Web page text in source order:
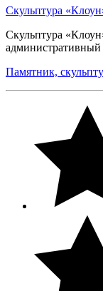
Скульптура
Скульптура
административный
Памятник,